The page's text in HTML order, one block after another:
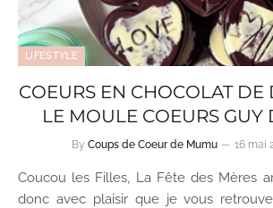
LIFESTYLE
COEURS EN CHOCOLAT DE
LE MOULE COEURS GUY
By Coups de Coeur de Mumu 16 mai
Coucou les Filles, La Fête des Mères
donc avec plaisir que je vous retrouve